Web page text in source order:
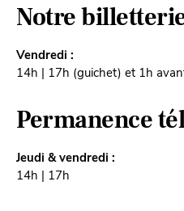
Notre
Vendredi :
14h | 17h (guichet) et 1h
Permanence
Jeudi & vendredi :
14h | 17h